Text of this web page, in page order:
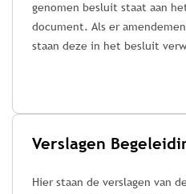
genomen besluit staat aan
document. Als er
staan deze in het besluit
Hier staan de verslagen van